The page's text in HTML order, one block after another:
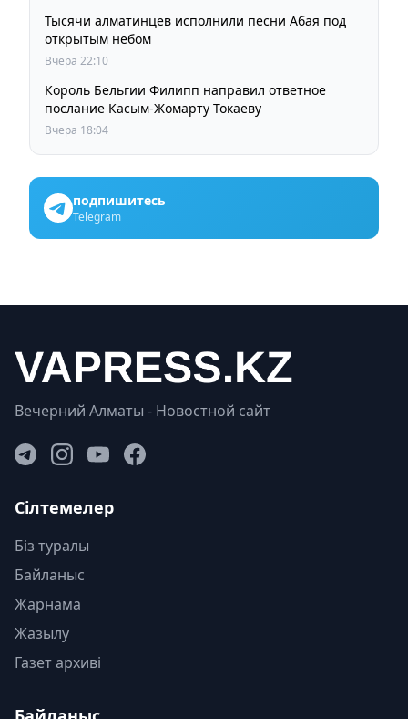
Тысячи алматинцев исполнили песни Абая под
открытым небом
Вчера 22:10
Король Бельгии Филипп направил ответное
послание Касым-Жомарту Токаеву
Вчера 18:04
подпишитесь
Telegram
Вечерний Алматы - Новостной сайт
Сілтемелер
Біз туралы
Байланыс
Жарнама
Жазылу
Газет архиві